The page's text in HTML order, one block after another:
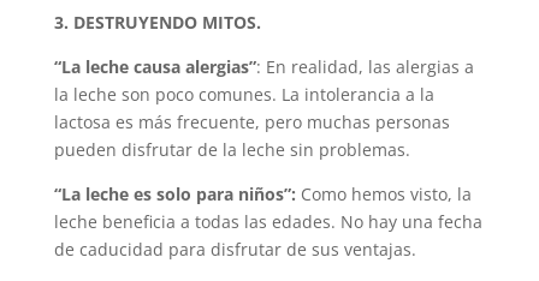
3. DESTRUYENDO MITOS.
“La leche causa alergias”: En realidad, las alergias a
la leche son poco comunes. La intolerancia a la
lactosa es más frecuente, pero muchas personas
pueden disfrutar de la leche sin problemas.
“La leche es solo para niños”: Como hemos visto, la
leche beneficia a todas las edades. No hay una fecha
de caducidad para disfrutar de sus ventajas.